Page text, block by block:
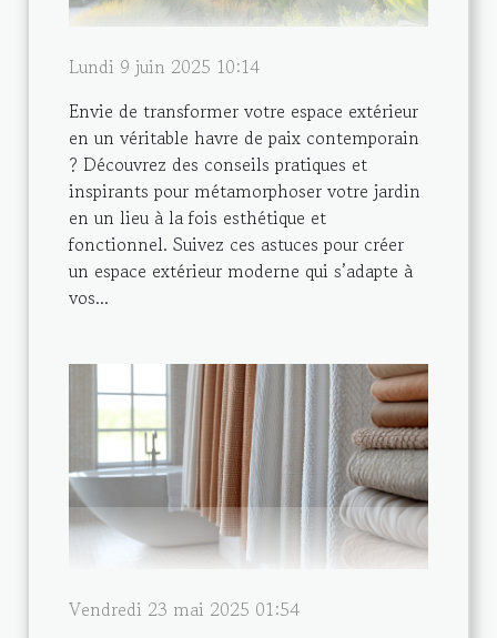
Lundi 9 juin 2025 10:14
Envie de transformer votre espace extérieur
en un véritable havre de paix contemporain
? Découvrez des conseils pratiques et
inspirants pour métamorphoser votre jardin
en un lieu à la fois esthétique et
fonctionnel. Suivez ces astuces pour créer
un espace extérieur moderne qui s’adapte à
vos...
Vendredi 23 mai 2025 01:54